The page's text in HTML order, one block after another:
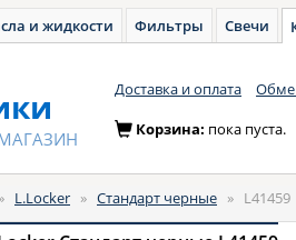
и жидкости Фильтры Свечи
Доставка и оплата
Корзина: пока пуста.
» L.Locker » Стандарт черные » L41459